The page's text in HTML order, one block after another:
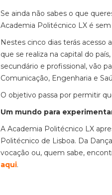
Se ainda não sabes o que
Academia Politécnico LX é
Nestes cinco dias terás
que se realiza na capital do
secundário e profissional, vão
Comunicação, Engenharia e
O objetivo passa por permitir
Um mundo para
A Academia Politécnico LX
Politécnico de Lisboa. Da
vocação ou, quem sabe,
aqui.